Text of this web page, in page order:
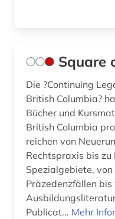
Square
Die ?Continuing
British Columbia?
Bücher und
British Columbia
reichen von
Rechtspraxis bis
Spezialgebiete,
Präzedenzfällen
Ausbildungsliteratur. ?Square One, Index to
Publicat... Mehr